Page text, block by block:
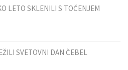
LETO SKLENILI S TOČENJEM
SVETOVNI DAN ČEBEL